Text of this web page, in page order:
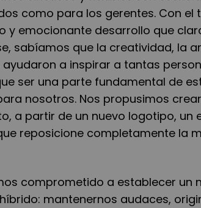
como para los gerentes. Con
y emocionante desarrollo que
sabíamos que la creatividad, la
ayudaron a inspirar a tantas
ser una parte fundamental de
nosotros. Nos propusimos
a partir de un nuevo logotipo, un
reposicione completamente la
comprometido a establecer un
mantenernos audaces,